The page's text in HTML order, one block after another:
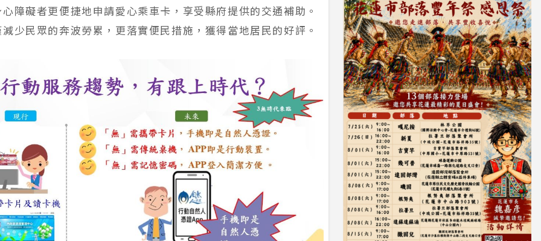
障礙者更便捷地申請愛心乘車卡，享受縣府提供的交通補助。
少民眾的奔波勞累，更落實便民措施，獲得當地居民的好評。